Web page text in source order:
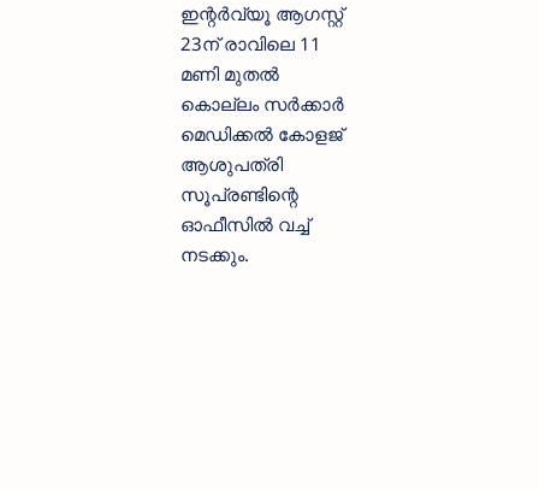
ഇന്റർവ്യൂ ആഗസ്റ്റ്
23ന് രാവിലെ 11
മണി മുതൽ
കൊല്ലം സർക്കാർ
മെഡിക്കൽ കോളജ്
ആശുപത്രി
സൂപ്രണ്ടിന്റെ
ഓഫീസിൽ വച്ച്
നടക്കും.